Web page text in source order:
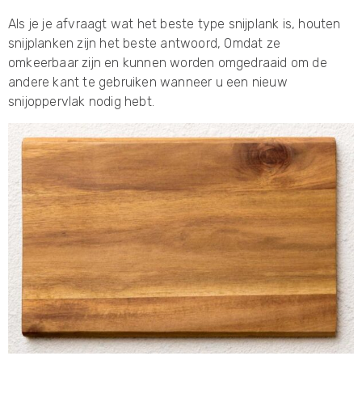
Als je je afvraagt ​​wat het beste type snijplank is, houten
snijplanken zijn het beste antwoord, Omdat ze
omkeerbaar zijn en kunnen worden omgedraaid om de
andere kant te gebruiken wanneer u een nieuw
snijoppervlak nodig hebt.